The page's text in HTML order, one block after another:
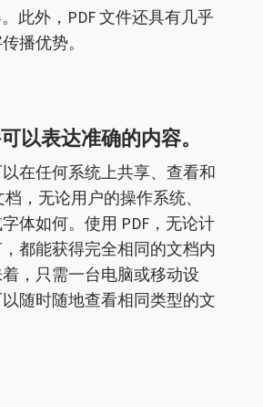
。此外，PDF 文件还具有几乎
播优势。
以表达准确的内容。
在任何系统上共享、查看和
档，无论用户的操作系统、
体如何。使用 PDF，无论计
都能获得完全相同的文档内
，只需一台电脑或移动设
随时随地查看相同类型的文